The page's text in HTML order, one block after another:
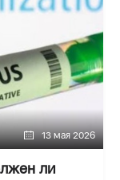
13 мая 2026
ли